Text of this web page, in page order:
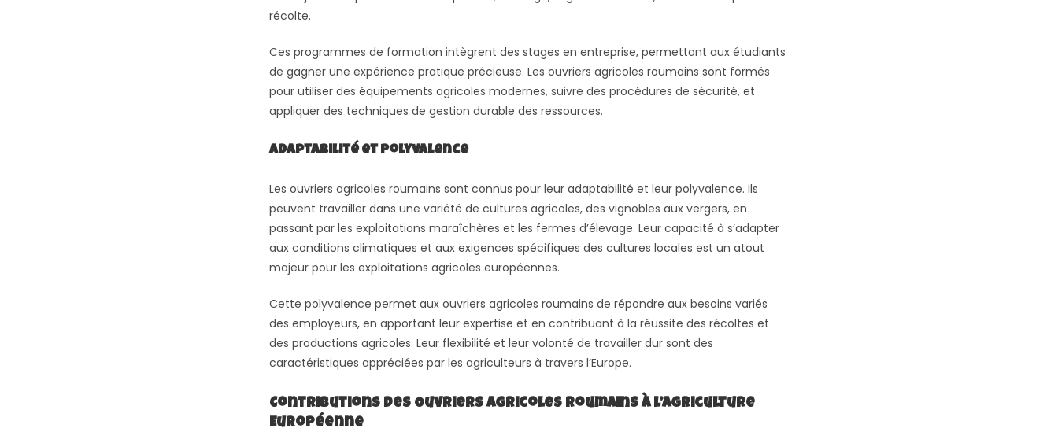
récolte.
Ces programmes de formation intègrent des stages en entreprise, permettant aux étudiants
de gagner une expérience pratique précieuse. Les ouvriers agricoles roumains sont formés
pour utiliser des équipements agricoles modernes, suivre des procédures de sécurité, et
appliquer des techniques de gestion durable des ressources.
Adaptabilité et Polyvalence
Les ouvriers agricoles roumains sont connus pour leur adaptabilité et leur polyvalence. Ils
peuvent travailler dans une variété de cultures agricoles, des vignobles aux vergers, en
passant par les exploitations maraîchères et les fermes d’élevage. Leur capacité à s’adapter
aux conditions climatiques et aux exigences spécifiques des cultures locales est un atout
majeur pour les exploitations agricoles européennes.
Cette polyvalence permet aux ouvriers agricoles roumains de répondre aux besoins variés
des employeurs, en apportant leur expertise et en contribuant à la réussite des récoltes et
des productions agricoles. Leur flexibilité et leur volonté de travailler dur sont des
caractéristiques appréciées par les agriculteurs à travers l’Europe.
Contributions des Ouvriers Agricoles Roumains à l’Agriculture
Européenne